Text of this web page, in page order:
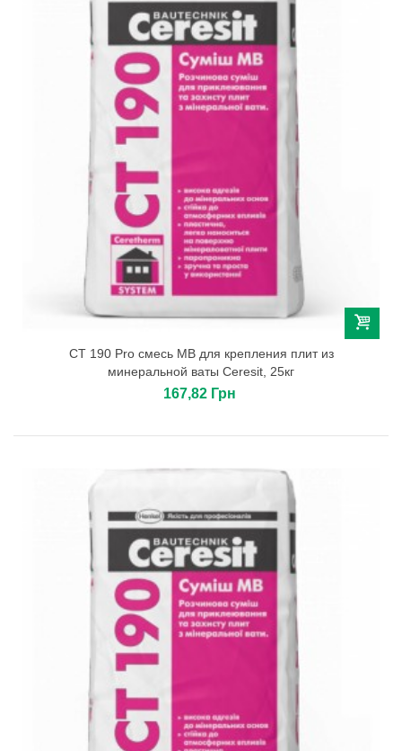
СТ 190 Pro смесь МВ для крепления плит из
минеральной ваты Сeresit, 25кг
167,82 Грн